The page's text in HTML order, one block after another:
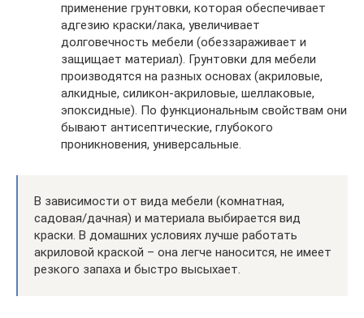
применение грунтовки, которая обеспечивает
адгезию краски/лака, увеличивает
долговечность мебели (обеззараживает и
защищает материал). Грунтовки для мебели
производятся на разных основах (акриловые,
алкидные, силикон-акриловые, шеллаковые,
эпоксидные). По функциональным свойствам они
бывают антисептические, глубокого
проникновения, универсальные.
В зависимости от вида мебели (комнатная,
садовая/дачная) и материала выбирается вид
краски. В домашних условиях лучше работать
акриловой краской – она легче наносится, не имеет
резкого запаха и быстро высыхает.